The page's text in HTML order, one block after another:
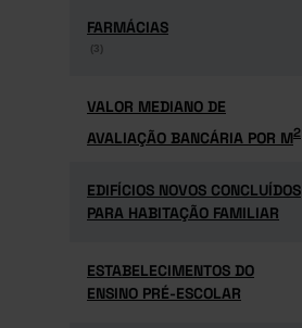
FARMÁCIAS
(3)
FARMÁCIAS
(3)
VALOR MEDIANO DE
AVALIAÇÃO BANCÁRIA POR M2
VALOR MEDIANO DE
AVALIAÇÃO BANCÁRIA POR M2
EDIFÍCIOS NOVOS CONCLUÍDOS
PARA HABITAÇÃO FAMILIAR
EDIFÍCIOS NOVOS CONCLUÍDOS
PARA HABITAÇÃO FAMILIAR
ESTABELECIMENTOS DO
ENSINO PRÉ-ESCOLAR
ESTABELECIMENTOS DO
ENSINO PRÉ-ESCOLAR